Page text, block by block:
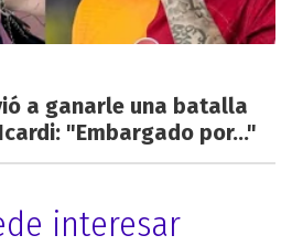
a ganarle una batalla
"Embargado por..."
interesar